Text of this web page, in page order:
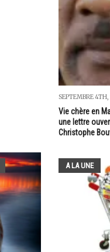
SEPTEMBRE
Vie chère en
une lettre
Christophe
A LA UNE